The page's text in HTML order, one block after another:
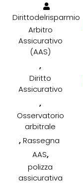
Dirittodelrisparmio
Arbitro
Assicurativo
(AAS)
,
Diritto
Assicurativo
,
Osservatorio
arbitrale
,Rassegna
AAS,
polizza
assicurativa